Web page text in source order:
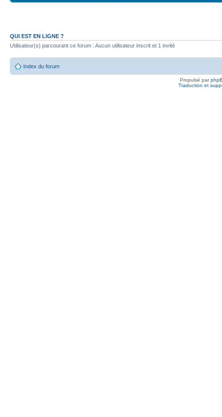
QUI EST EN LIGNE ?
Utilisateur(s) parcourant ce forum : Aucun utilisateur inscrit et 1 invité
Index du forum
Propulsé par
Traduction et